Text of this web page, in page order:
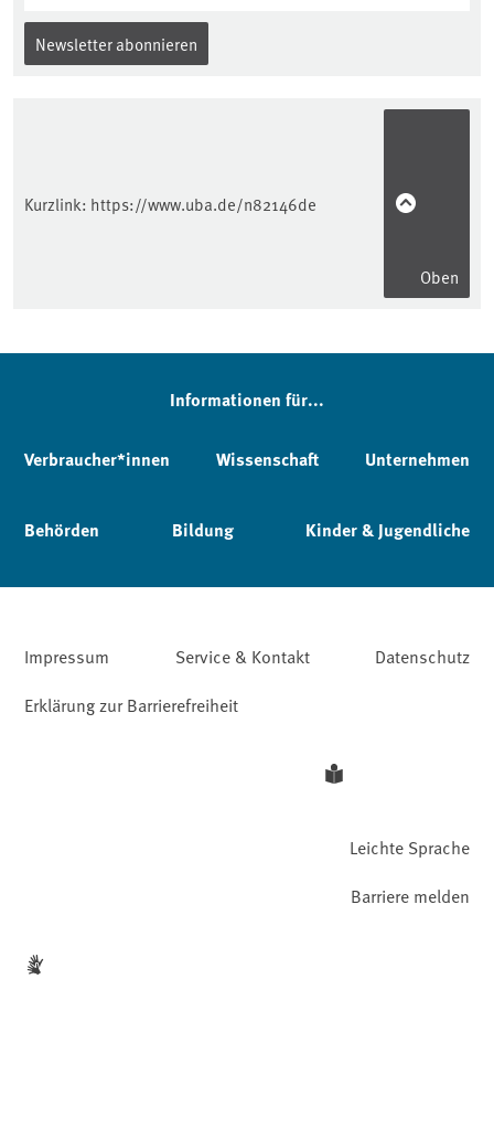
Newsletter abonnieren
Kurzlink: https://www.uba.de/n82146de
Oben
Informationen für...
Verbraucher*innen Wissenschaft Unternehmen
Behörden Bildung Kinder & Jugendliche
Impressum Service & Kontakt
Datenschutz
Erklärung zur Barrierefreiheit
Leichte Sprache
Barriere melden